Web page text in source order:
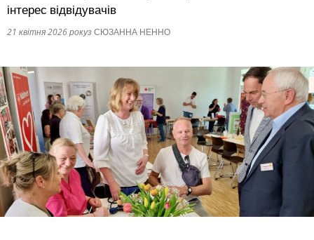
інтерес відвідувачів
21 квітня 2026 рокузСЮЗАННА НЕННО